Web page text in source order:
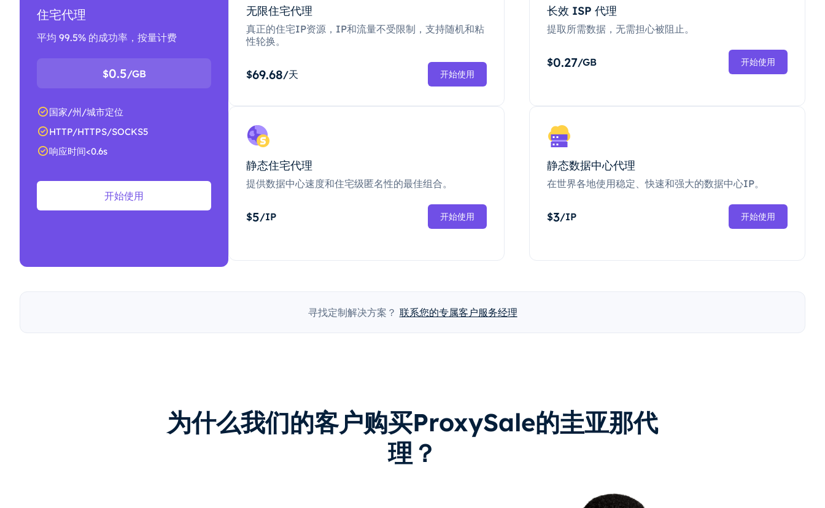
住宅代理
平均 99.5% 的成功率，按量计费
$0.5/GB
国家/州/城市定位
HTTP/HTTPS/SOCKS5
响应时间<0.6s
开始使用
无限住宅代理
真正的住宅IP资源，IP和流量不受限制，支持随机和粘
性轮换。
$69.68/天 开始使用
长效 ISP 代理
提取所需数据，无需担心被阻止。
$0.27/GB 开始使用
静态住宅代理
提供数据中心速度和住宅级匿名性的最佳组合。
$5/IP 开始使用
静态数据中心代理
在世界各地使用稳定、快速和强大的数据中心IP。
$3/IP 开始使用
寻找定制解决方案？ 联系您的专属客户服务经理
为什么我们的客户购买ProxySale的圭亚那代
理？